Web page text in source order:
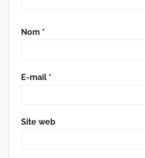
Nom *
E-mail *
Site web